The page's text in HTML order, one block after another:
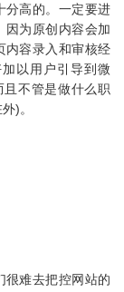
高的。一定要进
因为原创内容会加
内容录入和审核经
以用户引导到微
不管是做什么职
)。
难去把控网站的